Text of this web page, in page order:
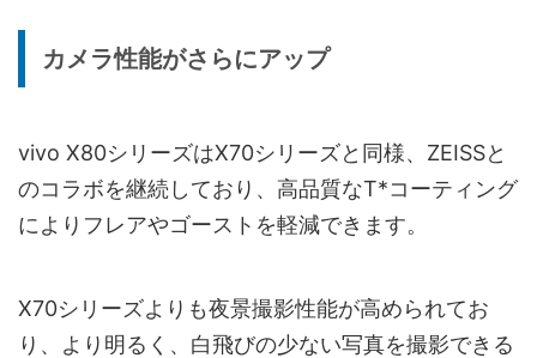
カメラ性能がさらにアップ
vivo X80シリーズはX70シリーズと同様、ZEISSと
のコラボを継続しており、高品質なT*コーティング
によりフレアやゴーストを軽減できます。
X70シリーズよりも夜景撮影性能が高められてお
り、より明るく、白飛びの少ない写真を撮影できる